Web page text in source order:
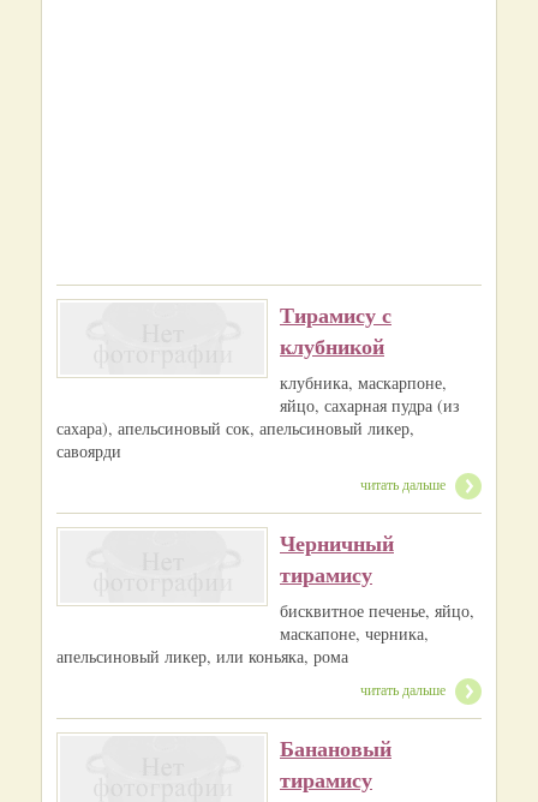
Тирамису с
клубникой
клубника, маскарпоне,
яйцо, сахарная пудра (из
сахара), апельсиновый сок, апельсиновый ликер,
савоярди
читать дальше
Черничный
тирамису
бисквитное печенье, яйцо,
маскапоне, черника,
апельсиновый ликер, или коньяка, рома
читать дальше
Банановый
тирамису